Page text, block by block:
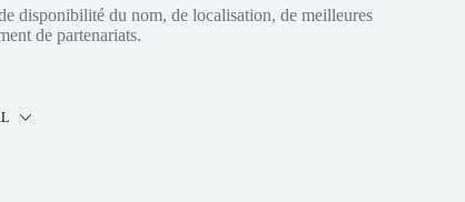
disponibilité du nom, de localisation, de meilleures
de partenariats.